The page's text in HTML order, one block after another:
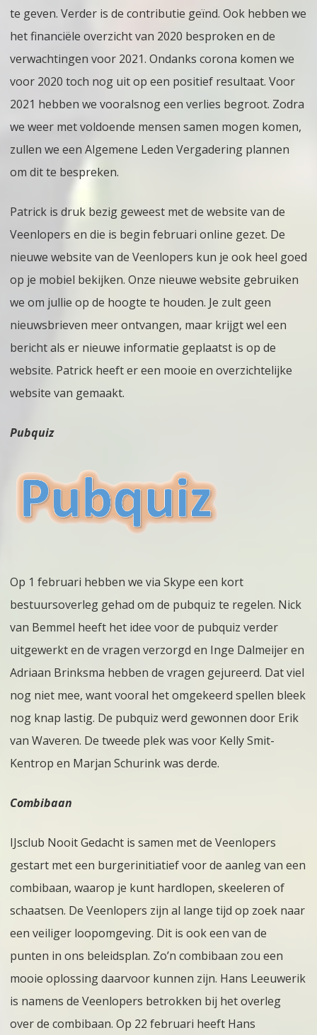
te geven. Verder is de contributie geïnd. Ook hebben we
het financiële overzicht van 2020 besproken en de
verwachtingen voor 2021. Ondanks corona komen we
voor 2020 toch nog uit op een positief resultaat. Voor
2021 hebben we vooralsnog een verlies begroot. Zodra
we weer met voldoende mensen samen mogen komen,
zullen we een Algemene Leden Vergadering plannen
om dit te bespreken.
Patrick is druk bezig geweest met de website van de
Veenlopers en die is begin februari online gezet. De
nieuwe website van de Veenlopers kun je ook heel goed
op je mobiel bekijken. Onze nieuwe website gebruiken
we om jullie op de hoogte te houden. Je zult geen
nieuwsbrieven meer ontvangen, maar krijgt wel een
bericht als er nieuwe informatie geplaatst is op de
website. Patrick heeft er een mooie en overzichtelijke
website van gemaakt.
Pubquiz
Op 1 februari hebben we via Skype een kort
bestuursoverleg gehad om de pubquiz te regelen. Nick
van Bemmel heeft het idee voor de pubquiz verder
uitgewerkt en de vragen verzorgd en Inge Dalmeijer en
Adriaan Brinksma hebben de vragen gejureerd. Dat viel
nog niet mee, want vooral het omgekeerd spellen bleek
nog knap lastig. De pubquiz werd gewonnen door Erik
van Waveren. De tweede plek was voor Kelly Smit-
Kentrop en Marjan Schurink was derde.
Combibaan
IJsclub Nooit Gedacht is samen met de Veenlopers
gestart met een burgerinitiatief voor de aanleg van een
combibaan, waarop je kunt hardlopen, skeeleren of
schaatsen. De Veenlopers zijn al lange tijd op zoek naar
een veiliger loopomgeving. Dit is ook een van de
punten in ons beleidsplan. Zo’n combibaan zou een
mooie oplossing daarvoor kunnen zijn. Hans Leeuwerik
is namens de Veenlopers betrokken bij het overleg
over de combibaan. Op 22 februari heeft Hans